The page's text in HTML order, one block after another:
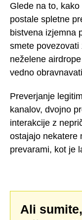
Glede na to,
postale spletne
bistvena izjemna
smete
neželene
vedno
Preverjanje
kanalov, dvojno
interakcije z
ostajajo nekatere
prevarami, kot je
Ali